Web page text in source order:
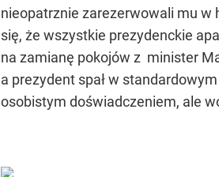
nieopatrznie zarezerwowali mu w
się, że wszystkie prezydenckie
na zamianę pokojów z minister
a prezydent spał w
osobistym doświadczeniem, ale